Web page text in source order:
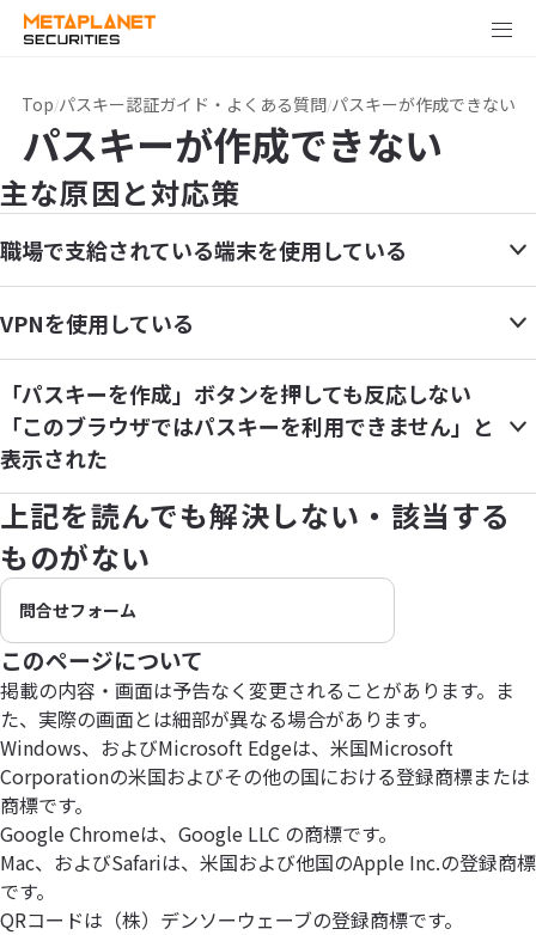
Top パスキー認証ガイド・よくある質問 パスキーが作成できない
パスキーが作成できない
主な原因と対応策
職場で支給されている端末を使用している
VPNを使用している
「パスキーを作成」ボタンを押しても反応しない
「このブラウザではパスキーを利用できません」と
表示された
上記を読んでも解決しない・該当する
ものがない
問合せフォーム
このページについて
掲載の内容・画面は予告なく変更されることがあります。ま
た、実際の画面とは細部が異なる場合があります。
Windows、およびMicrosoft Edgeは、米国Microsoft
Corporationの米国およびその他の国における登録商標または
商標です。
Google Chromeは、Google LLC の商標です。
Mac、およびSafariは、米国および他国のApple Inc.の登録商標
です。
QRコードは（株）デンソーウェーブの登録商標です。